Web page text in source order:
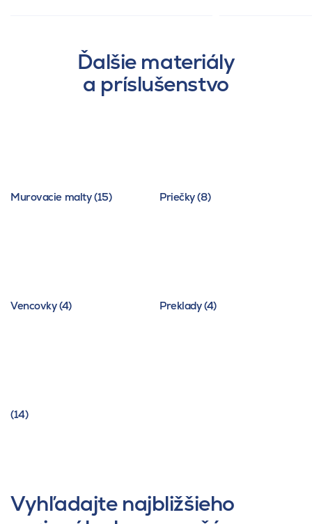
Ďalšie materiály
a príslušenstvo
Murovacie malty (15) Priečky (8)
Vencovky (4) Preklady (4)
(14)
Vyhľadajte najbližšieho